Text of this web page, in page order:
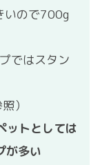
いので700g
ではスタン
）
ットとしては
が多い